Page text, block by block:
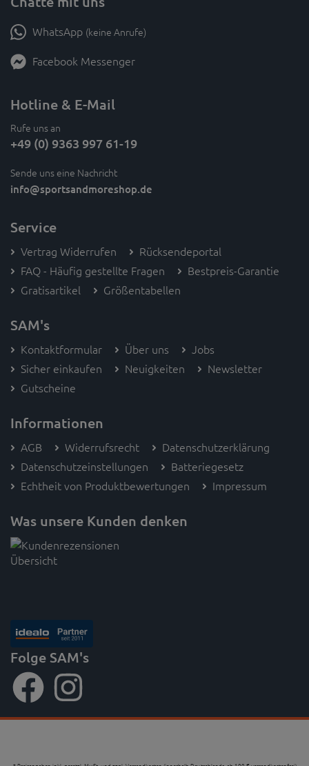
WhatsApp (keine Anrufe)
Facebook Messenger
Hotline & E-Mail
Rufe uns an
+49 (0) 9363 997 61-19
Sende uns eine Nachricht
info@sportsandmoreshop.de
Service
Vertrag Widerrufen
Rücksendeportal
FAQ - Häufig gestellte Fragen
Bestpreis-Garantie
Gratisartikel
Größentabellen
SAM's
Kontaktformular Über uns
Jobs
Sicher einkaufen
Neuigkeiten
Newsletter
Gutscheine
Informationen
AGB Widerrufsrecht
Datenschutzerklärung
Datenschutzeinstellungen
Batteriegesetz
Echtheit von Produktbewertungen
Impressum
Was unsere Kunden denken
Folge SAM's